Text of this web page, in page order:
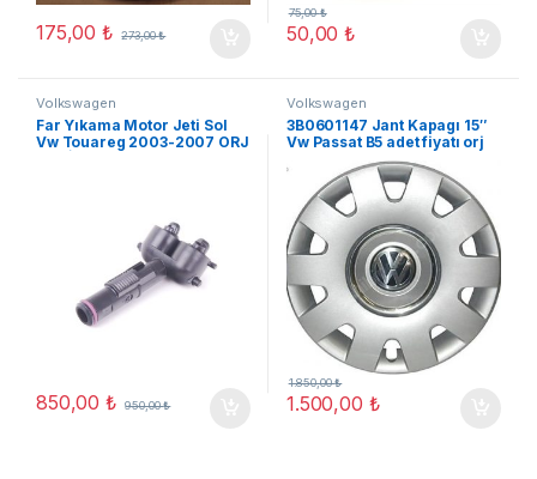
175,00₺ 273,00₺ 50,00₺
75,00₺
Volkswagen
Far Yıkama Motor Jeti Sol
Vw Touareg 2003-2007 ORJ
850,00₺ 950,00₺
Volkswagen
3B0601147 Jant Kapagı 15″
Vw Passat B5 adet fiyatı orj
1.500,00 ₺
1.850,00₺